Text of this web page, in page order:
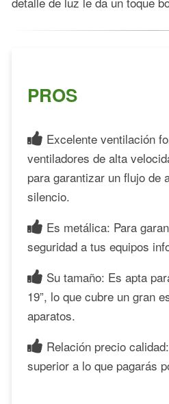
PROS
Excelente ventilación
ventiladores de alta
para garantizar un flujo de
silencio.
Es metálica: Para
seguridad a tus equipos
Su tamaño: Es apta
19”, lo que cubre un gran
aparatos.
Relación precio
superior a lo que pagarás